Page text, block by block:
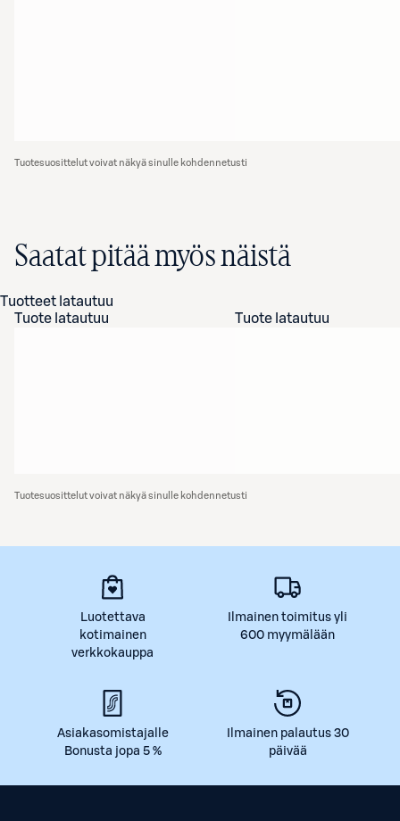
Tuotesuosittelut voivat näkyä sinulle kohdennetusti
Saatat pitää myös näistä
Tuotteet latautuu
Tuote latautuu
Tuote latautuu
Tuotesuosittelut voivat näkyä sinulle kohdennetusti
Luotettava
kotimainen
verkkokauppa
Ilmainen toimitus yli
600 myymälään
Asiakasomistajalle
Bonusta jopa 5 %
Ilmainen palautus 30
päivää